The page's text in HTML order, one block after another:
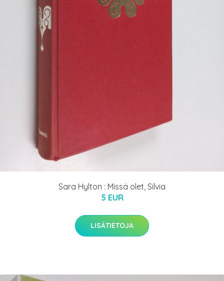
Sara Hylton : Missä olet, Silvia
5 EUR
LISÄTIETOJA